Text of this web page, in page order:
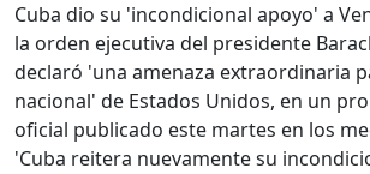
Cuba dio su 'incondicional apoyo' a
la orden ejecutiva del presidente
declaró 'una amenaza extraordinaria
nacional' de Estados Unidos, en un
oficial publicado este martes en los
'Cuba reitera nuevamente su